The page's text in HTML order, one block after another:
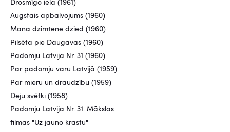
Drosmīgo iela (1961)
Augstais apbalvojums (1960)
Mana dzimtene dzied (1960)
Pilsēta pie Daugavas (1960)
Padomju Latvija Nr. 31 (1960)
Par padomju varu Latvijā (1959)
Par mieru un draudzību (1959)
Deju svētki (1958)
Padomju Latvija Nr. 31. Mākslas
filmas "Uz jauno krastu"